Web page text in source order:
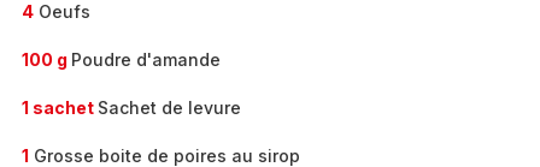
4 Oeufs
100 g Poudre d'amande
1 sachet Sachet de levure
1 Grosse boite de poires au sirop